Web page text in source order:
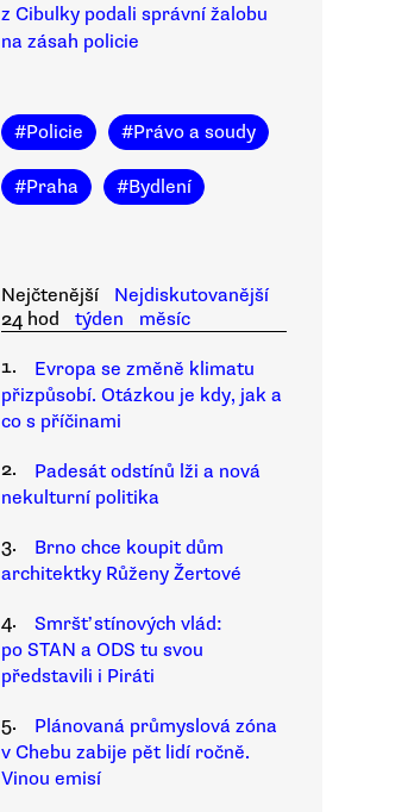
z Cibulky podali správní žalobu
na zásah policie
#Policie #Právo a soudy
#Praha #Bydlení
Nejčtenější
Nejdiskutovanější
24 hod
týden
měsíc
1.
Evropa se změně klimatu
přizpůsobí. Otázkou je kdy, jak a
co s příčinami
2.
Padesát odstínů lži a nová
nekulturní politika
3.
Brno chce koupit dům
architektky Růženy Žertové
4.
Smršť stínových vlád:
po STAN a ODS tu svou
představili i Piráti
5.
Plánovaná průmyslová zóna
v Chebu zabije pět lidí ročně.
Vinou emisí